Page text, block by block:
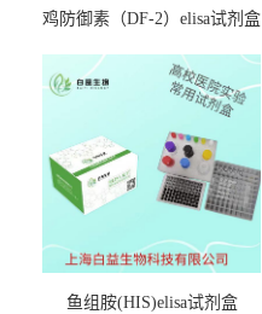
鸡防御素（DF-2）elisa试剂盒
鱼组胺(HIS)elisa试剂盒